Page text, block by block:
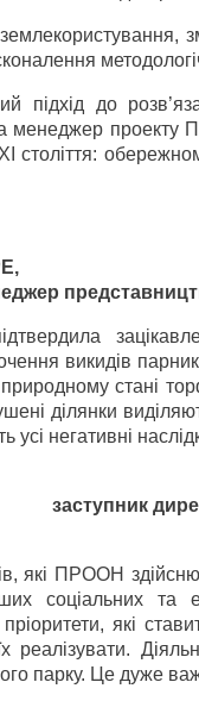
підхід до
менеджер проекту
століття:
викидів
стані
ділянки
усі негативні
заступник
які ПРООН
соціальних та
які
парку. Це дуже